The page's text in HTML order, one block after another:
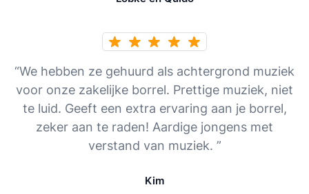
“We hebben ze gehuurd als achtergrond muziek
voor onze zakelijke borrel. Prettige muziek, niet
te luid. Geeft een extra ervaring aan je borrel,
zeker aan te raden! Aardige jongens met
verstand van muziek. ”
Kim